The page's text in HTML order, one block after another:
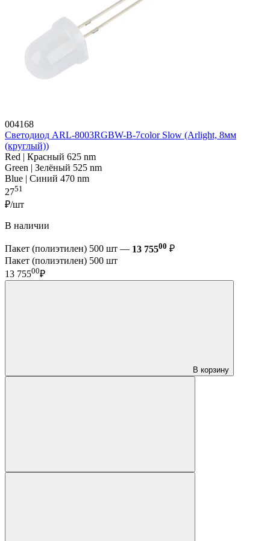
004168
Светодиод ARL-8003RGBW-B-7color Slow (Arlight, 8мм
(круглый))
Red | Красный 625 nm
Green | Зелёный 525 nm
Blue | Синий 470 nm
2751
₽/шт
В наличии
Пакет (полиэтилен) 500 шт — 13 75500 ₽
Пакет (полиэтилен) 500 шт
13 75500₽
В корзину